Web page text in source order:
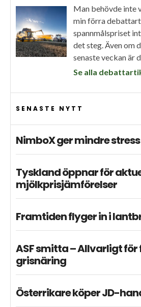
Man behövde inte
min förra
spannmålspriset
det steg. Även om
senaste veckan är
Se alla
SENASTE NYTT
NimboX ger mindre
Tyskland öppnar för
mjölkprisjämförelser
Framtiden flyger in i
ASF smitta – Allvarligt för
grisnäring
Österrikare köper JD-